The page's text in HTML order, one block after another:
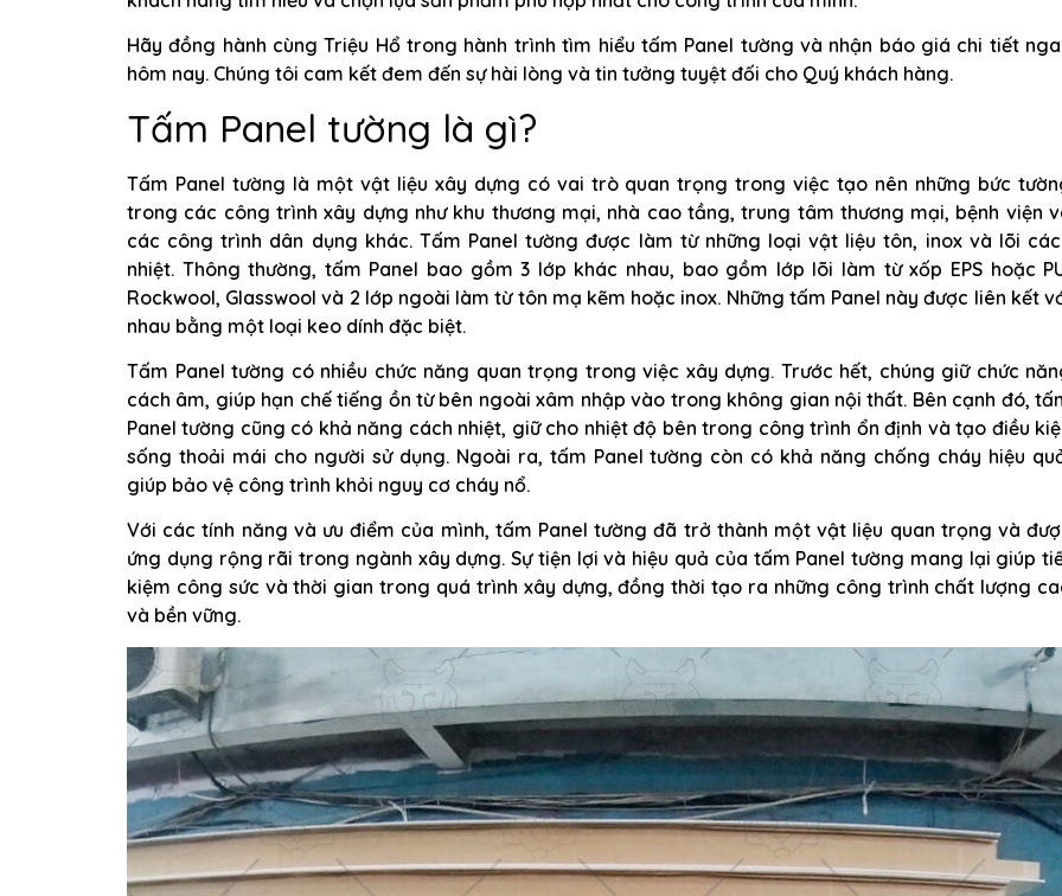
Hãy đồng hành cùng Triệu Hổ trong hành trình tìm hiểu tấm Panel tường và nhận báo giá chi tiết
hôm nay. Chúng tôi cam kết đem đến sự hài lòng và tin tưởng tuyệt đối cho Quý khách hàng.
Tấm Panel tường là gì?
Tấm Panel tường là một vật liệu xây dựng có vai trò quan trọng trong việc tạo nên những bức
trong các công trình xây dựng như khu thương mại, nhà cao tầng, trung tâm thương mại, bệnh viện
các công trình dân dụng khác. Tấm Panel tường được làm từ những loại vật liệu tôn, inox và lõi
nhiệt. Thông thường, tấm Panel bao gồm 3 lớp khác nhau, bao gồm lớp lõi làm từ xốp EPS hoặc
Rockwool, Glasswool và 2 lớp ngoài làm từ tôn mạ kẽm hoặc inox. Những tấm Panel này được liên kết
nhau bằng một loại keo dính đặc biệt.
Tấm Panel tường có nhiều chức năng quan trọng trong việc xây dựng. Trước hết, chúng giữ chức
cách âm, giúp hạn chế tiếng ồn từ bên ngoài xâm nhập vào trong không gian nội thất. Bên cạnh đó,
Panel tường cũng có khả năng cách nhiệt, giữ cho nhiệt độ bên trong công trình ổn định và tạo điều
sống thoải mái cho người sử dụng. Ngoài ra, tấm Panel tường còn có khả năng chống cháy hiệu
giúp bảo vệ công trình khỏi nguy cơ cháy nổ.
Với các tính năng và ưu điểm của mình, tấm Panel tường đã trở thành một vật liệu quan trọng và
ứng dụng rộng rãi trong ngành xây dựng. Sự tiện lợi và hiệu quả của tấm Panel tường mang lại giúp
kiệm công sức và thời gian trong quá trình xây dựng, đồng thời tạo ra những công trình chất lượng
và bền vững.